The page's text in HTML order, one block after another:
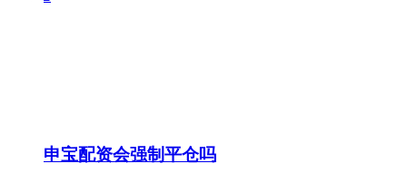
申宝配资会强制平仓吗